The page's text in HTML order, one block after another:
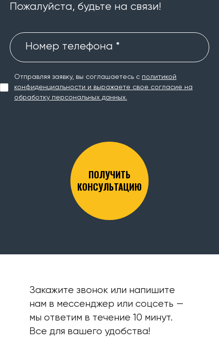
Пожалуйста, будьте на связи!
Номер телефона *
Отправляя заявку, вы соглашаетесь с политикой
конфиденциальности и выражаете свое согласие на
обработку персональных данных.
ПОЛУЧИТЬ
КОНСУЛЬТАЦИЮ
Закажите звонок или напишите
нам в мессенджер или соцсеть —
мы ответим в течение 10 минут.
Все для вашего удобства!